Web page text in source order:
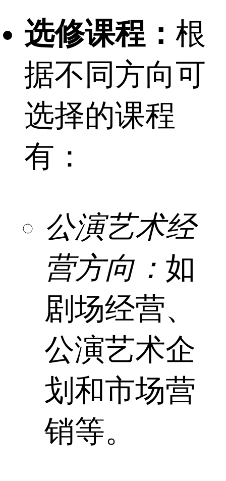
选修课程： 根
据不同方向可
选择的课程
有：
公演艺术经
营方向： 如
剧场经营、
公演艺术企
划和市场营
销等。